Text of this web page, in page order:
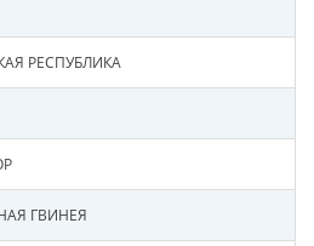
РЕСПУБЛИКА
ГВИНЕЯ